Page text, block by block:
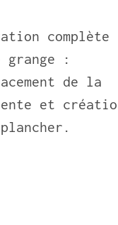
complète
grange :
de la
et